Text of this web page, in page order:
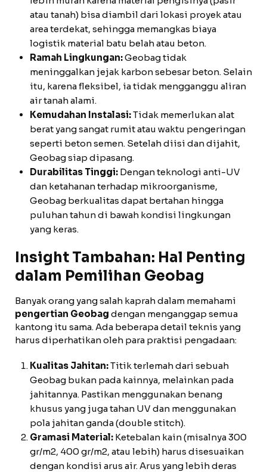
atau tanah) bisa diambil dari lokasi proyek atau
area terdekat, sehingga memangkas biaya
logistik material batu belah atau beton.
Ramah Lingkungan:Geobag tidak
meninggalkan jejak karbon sebesar beton. Selain
itu, karena fleksibel, ia tidak mengganggu aliran
air tanah alami.
Kemudahan Instalasi:Tidak memerlukan alat
berat yang sangat rumit atau waktu pengeringan
seperti beton semen. Setelah diisi dan dijahit,
Geobag siap dipasang.
Durabilitas Tinggi: Dengan teknologi anti-UV
dan ketahanan terhadap mikroorganisme,
Geobag berkualitas dapat bertahan hingga
puluhan tahun di bawah kondisi lingkungan
yang keras.
Insight Tambahan: Hal Penting
dalam Pemilihan Geobag
Banyak orang yang salah kaprah dalam memahami
pengertian Geobag dengan menganggap semua
kantong itu sama. Ada beberapa detail teknis yang
harus diperhatikan oleh para praktisi pengadaan:
Kualitas Jahitan:Titik terlemah dari sebuah
Geobag bukan pada kainnya, melainkan pada
jahitannya. Pastikan menggunakan benang
khusus yang juga tahan UV dan menggunakan
pola jahitan ganda (double stitch).
Gramasi Material: Ketebalan kain (misalnya 300
gr/m2, 400 gr/m2, atau lebih) harus disesuaikan
dengan kondisi arus air. Arus yang lebih deras